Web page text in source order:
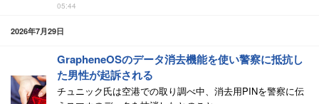
05:44
2026年7月29日
GrapheneOSのデータ消去機能を使い警察に抵抗し
た男性が起訴される
チュニック氏は空港での取り調べ中、消去用PINを警察に伝